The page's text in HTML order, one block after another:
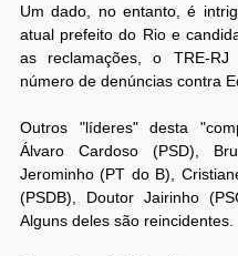
Um dado, no entanto, é
atual prefeito do Rio e
as reclamações, o TRE-
número de denúncias contra
Outros "líderes" desta
Álvaro Cardoso (PSD),
Jerominho (PT do B),
(PSDB), Doutor Jairinho
Alguns deles são reincidentes.